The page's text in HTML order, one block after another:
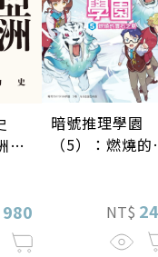
世
980
暗號推理學園
（5）：燃燒的
NT$